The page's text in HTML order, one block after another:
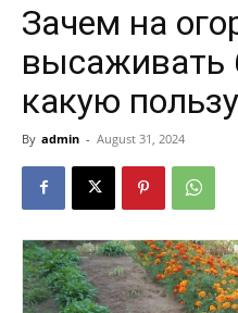
Зачем на
высаживать
какую
By admin - August 31, 2024